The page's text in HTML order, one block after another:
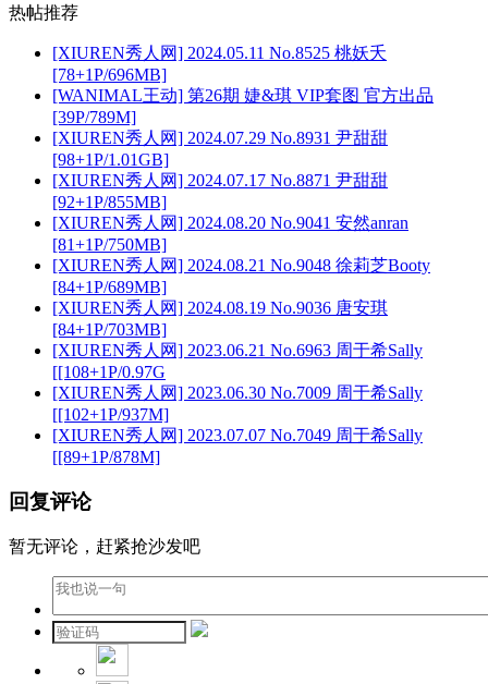
热帖推荐
[XIUREN秀人网] 2024.05.11 No.8525 桃妖夭
[78+1P/696MB]
[WANIMAL王动] 第26期 婕&琪 VIP套图 官方出品
[39P/789M]
[XIUREN秀人网] 2024.07.29 No.8931 尹甜甜
[98+1P/1.01GB]
[XIUREN秀人网] 2024.07.17 No.8871 尹甜甜
[92+1P/855MB]
[XIUREN秀人网] 2024.08.20 No.9041 安然anran
[81+1P/750MB]
[XIUREN秀人网] 2024.08.21 No.9048 徐莉芝Booty
[84+1P/689MB]
[XIUREN秀人网] 2024.08.19 No.9036 唐安琪
[84+1P/703MB]
[XIUREN秀人网] 2023.06.21 No.6963 周于希Sally
[[108+1P/0.97G
[XIUREN秀人网] 2023.06.30 No.7009 周于希Sally
[[102+1P/937M]
[XIUREN秀人网] 2023.07.07 No.7049 周于希Sally
[[89+1P/878M]
回复评论
暂无评论，赶紧抢沙发吧